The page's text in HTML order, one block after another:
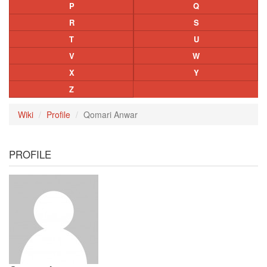
P
Q
R
S
T
U
V
W
X
Y
Z
Wiki Profile Qomari Anwar
PROFILE